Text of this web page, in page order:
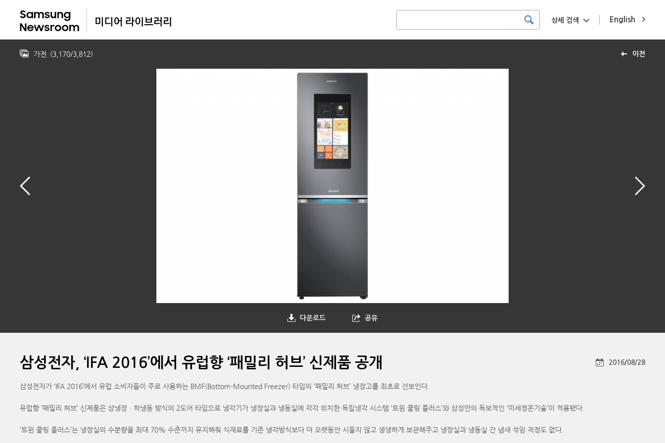
English
상세 검색
이전
가전 (3,170/3,812)
다운로드 공유
삼성전자, ‘IFA 2016’에서 유럽향 ‘패밀리 허브’ 신제품 공개 2016/08/28
삼성전자가 ‘IFA 2016’에서 유럽 소비자들이 주로 사용하는 BMF(Bottom-Mounted Freezer) 타입의 ‘패밀리 허브’ 냉장고를 최초로 선보인다.
유럽향 ‘패밀리 허브’ 신제품은 상냉장ㆍ하냉동 방식의 2도어 타입으로 냉각기가 냉장실과 냉동실에 각각 위치한 독립냉각 시스템 ‘트윈 쿨링 플러스’와 삼성만의 독보적인 ‘미세정온기술’이 적용됐다.
‘트윈 쿨링 플러스’는 냉장실의 수분량을 최대 70% 수준까지 유지해줘 식재료를 기존 냉각방식보다 더 오랫동안 시들지 않고 생생하게 보관해주고 냉장실과 냉동실 간 냄새 섞임 걱정도 없다.